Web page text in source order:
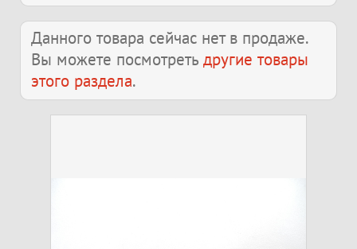
Данного товара сейчас нет в продаже.
Вы можете посмотреть другие товары
этого раздела.